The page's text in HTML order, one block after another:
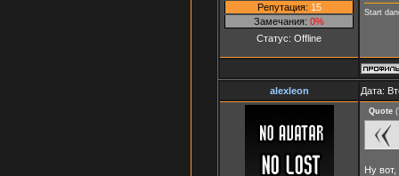
Репутация: 15
Замечания: 0%
Статус: Offline
Start
alexleon Дата:
Quote (
Ну вот,